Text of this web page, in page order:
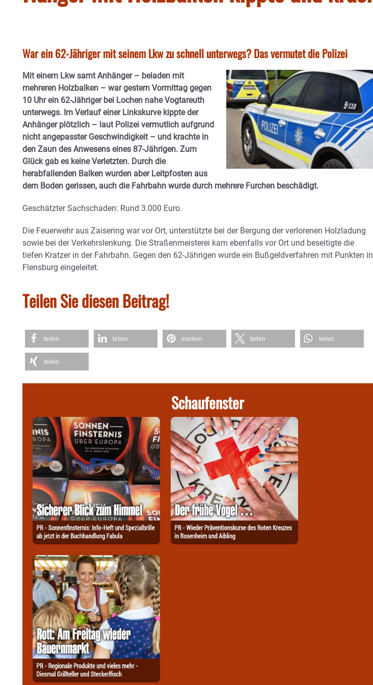
War ein 62-Jähriger mit seinem Lkw zu schnell unterwegs? Das vermutet die Polizei
Mit einem Lkw samt Anhänger – beladen mit
mehreren Holzbalken – war gestern Vormittag gegen
10 Uhr ein 62-Jähriger bei Lochen nahe Vogtareuth
unterwegs. Im Verlauf einer Linkskurve kippte der
Anhänger plötzlich – laut Polizei vermutlich aufgrund
nicht angepasster Geschwindigkeit – und krachte in
den Zaun des Anwesens eines 87-Jährigen. Zum
Glück gab es keine Verletzten. Durch die
herabfallenden Balken wurden aber Leitpfosten aus
dem Boden gerissen, auch die Fahrbahn wurde durch mehrere Furchen beschädigt.
Geschätzter Sachschaden: Rund 3.000 Euro.
Die Feuerwehr aus Zaisering war vor Ort, unterstützte bei der Bergung der verlorenen Holzladung
sowie bei der Verkehrslenkung. Die Straßenmeisterei kam ebenfalls vor Ort und beseitigte die
tiefen Kratzer in der Fahrbahn. Gegen den 62-Jährigen wurde ein Bußgeldverfahren mit Punkten in
Flensburg eingeleitet.
Teilen Sie diesen Beitrag!
teilen teilen merken teilen teilen
teilen
Schaufenster